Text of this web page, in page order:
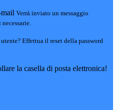
Verrà inviato un messaggio
Effettua il reset della password
la casella di posta elettronica!